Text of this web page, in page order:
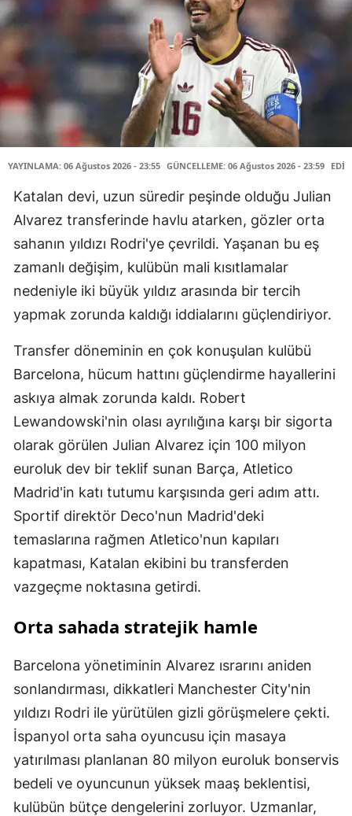
YAYINLAMA: 06 Ağustos 2026 - 23:55 GÜNCELLEME: 06 Ağustos 2026 - 23:59
Katalan devi, uzun süredir peşinde olduğu Julian
Alvarez transferinde havlu atarken, gözler orta
sahanın yıldızı Rodri'ye çevrildi. Yaşanan bu eş
zamanlı değişim, kulübün mali kısıtlamalar
nedeniyle iki büyük yıldız arasında bir tercih
yapmak zorunda kaldığı iddialarını güçlendiriyor.
Transfer döneminin en çok konuşulan kulübü
Barcelona, hücum hattını güçlendirme hayallerini
askıya almak zorunda kaldı. Robert
Lewandowski'nin olası ayrılığına karşı bir sigorta
olarak görülen Julian Alvarez için 100 milyon
euroluk dev bir teklif sunan Barça, Atletico
Madrid'in katı tutumu karşısında geri adım attı.
Sportif direktör Deco'nun Madrid'deki
temaslarına rağmen Atletico'nun kapıları
kapatması, Katalan ekibini bu transferden
vazgeçme noktasına getirdi.
Orta sahada stratejik hamle
Barcelona yönetiminin Alvarez ısrarını aniden
sonlandırması, dikkatleri Manchester City'nin
yıldızı Rodri ile yürütülen gizli görüşmelere çekti.
İspanyol orta saha oyuncusu için masaya
yatırılması planlanan 80 milyon euroluk bonservis
bedeli ve oyuncunun yüksek maaş beklentisi,
kulübün bütçe dengelerini zorluyor. Uzmanlar,